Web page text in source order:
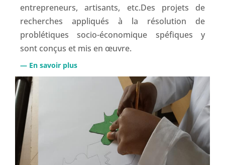
entrepreneurs, artisants, etc.Des projets de
recherches appliqués à la résolution de
problétiques socio-économique spéfiques y
sont conçus et mis en œuvre.
— En savoir plus